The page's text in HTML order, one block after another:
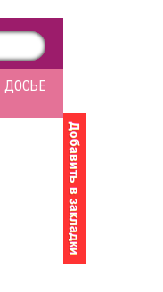
ДОСЬЕ